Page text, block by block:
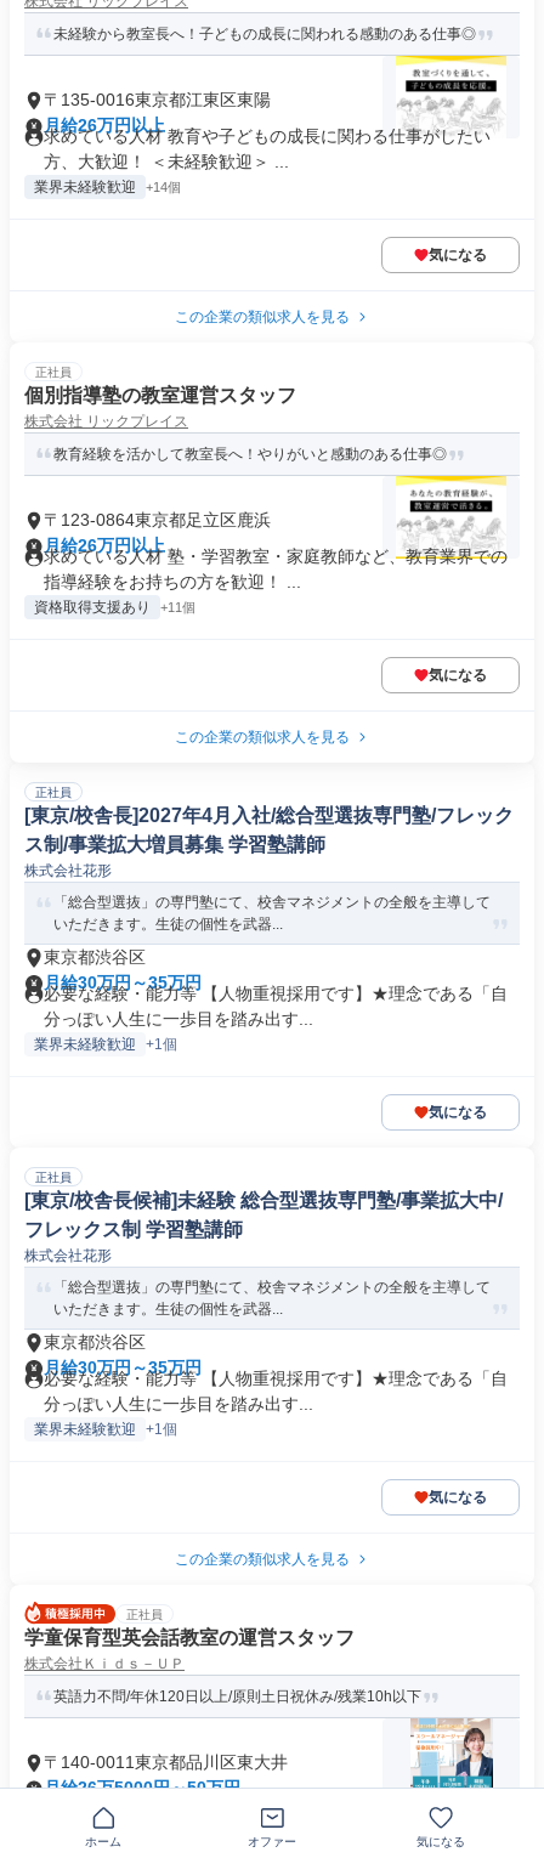
未経験から教室長へ！子どもの成長に関われる感動のある仕事◎
〒135-0016東京都江東区東陽
月給26万円以上
求めている人材 教育や子どもの成長に関わる仕事がしたい
方、大歓迎！ ＜未経験歓迎＞ ...
業界未経験歓迎 +14個
気になる
この企業の類似求人を見る
正社員
個別指導塾の教室運営スタッフ
株式会社 リックプレイス
教育経験を活かして教室長へ！やりがいと感動のある仕事◎
〒123-0864東京都足立区鹿浜
月給26万円以上
求めている人材 塾・学習教室・家庭教師など、教育業界での
指導経験をお持ちの方を歓迎！ ...
資格取得支援あり +11個
気になる
この企業の類似求人を見る
正社員
[東京/校舎長]2027年4月入社/総合型選抜専門塾/フレック
ス制/事業拡大増員募集 学習塾講師
株式会社花形
「総合型選抜」の専門塾にて、校舎マネジメントの全般を主導して
いただきます。生徒の個性を武器...
東京都渋谷区
月給30万円～35万円
必要な経験・能力等 【人物重視採用です】★理念である「自
分っぽい人生に一歩目を踏み出す...
業界未経験歓迎 +1個
気になる
正社員
[東京/校舎長候補]未経験 総合型選抜専門塾/事業拡大中/
フレックス制 学習塾講師
株式会社花形
「総合型選抜」の専門塾にて、校舎マネジメントの全般を主導して
いただきます。生徒の個性を武器...
東京都渋谷区
月給30万円～35万円
必要な経験・能力等 【人物重視採用です】★理念である「自
分っぽい人生に一歩目を踏み出す...
業界未経験歓迎 +1個
気になる
この企業の類似求人を見る
正社員
学童保育型英会話教室の運営スタッフ
株式会社Ｋｉｄｓ－ＵＰ
英語力不問/年休120日以上/原則土日祝休み/残業10h以下
〒140-0011東京都品川区東大井
月給26万5000円～50万円
業界未経験歓迎
ホーム オファー 気になる